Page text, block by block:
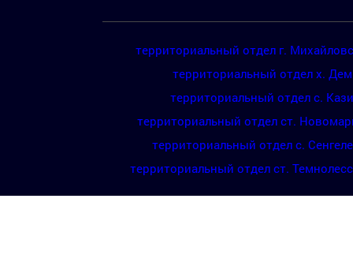
территориальный отдел г.
территориальный отдел х.
территориальный отдел с.
территориальный отдел ст.
территориальный отдел с.
территориальный отдел ст.